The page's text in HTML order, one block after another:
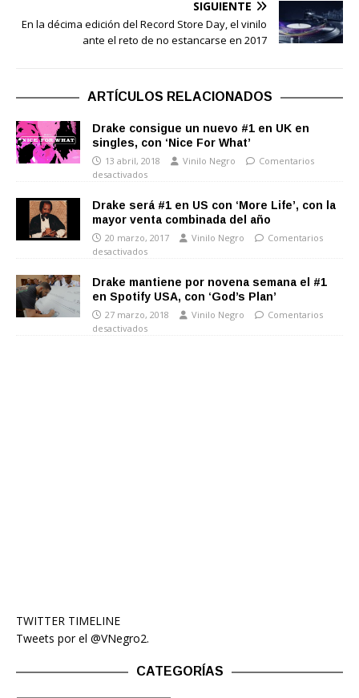
SIGUIENTE
En la décima edición del Record Store Day, el vinilo
ante el reto de no estancarse en 2017
ARTÍCULOS RELACIONADOS
Drake consigue un nuevo #1 en UK en
singles, con ‘Nice For What’
13 abril, 2018 Vinilo Negro
Comentarios
desactivados
Drake será #1 en US con ‘More Life’, con la
mayor venta combinada del año
20 marzo, 2017 Vinilo Negro
Comentarios
desactivados
Drake mantiene por novena semana el #1
en Spotify USA, con ‘God’s Plan’
27 marzo, 2018 Vinilo Negro
Comentarios
desactivados
TWITTER TIMELINE
Tweets por el @VNegro2.
CATEGORÍAS